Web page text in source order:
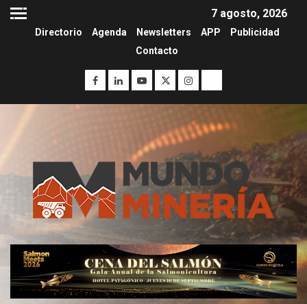
7 agosto, 2026
Directorio Agenda Newsletters APP
Publicidad
Contacto